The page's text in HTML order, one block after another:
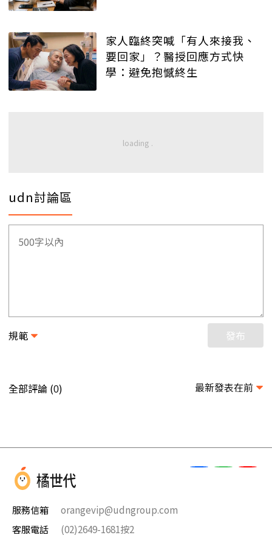
家人臨終突喊「有人來接我、
要回家」？醫授回應方式快
學：避免抱憾終生
udn討論區
規範 發布
全部評論 (0) 最新發表在前
服務信箱
orangevip@udngroup.com
客服電話
(02)2649-1681按2